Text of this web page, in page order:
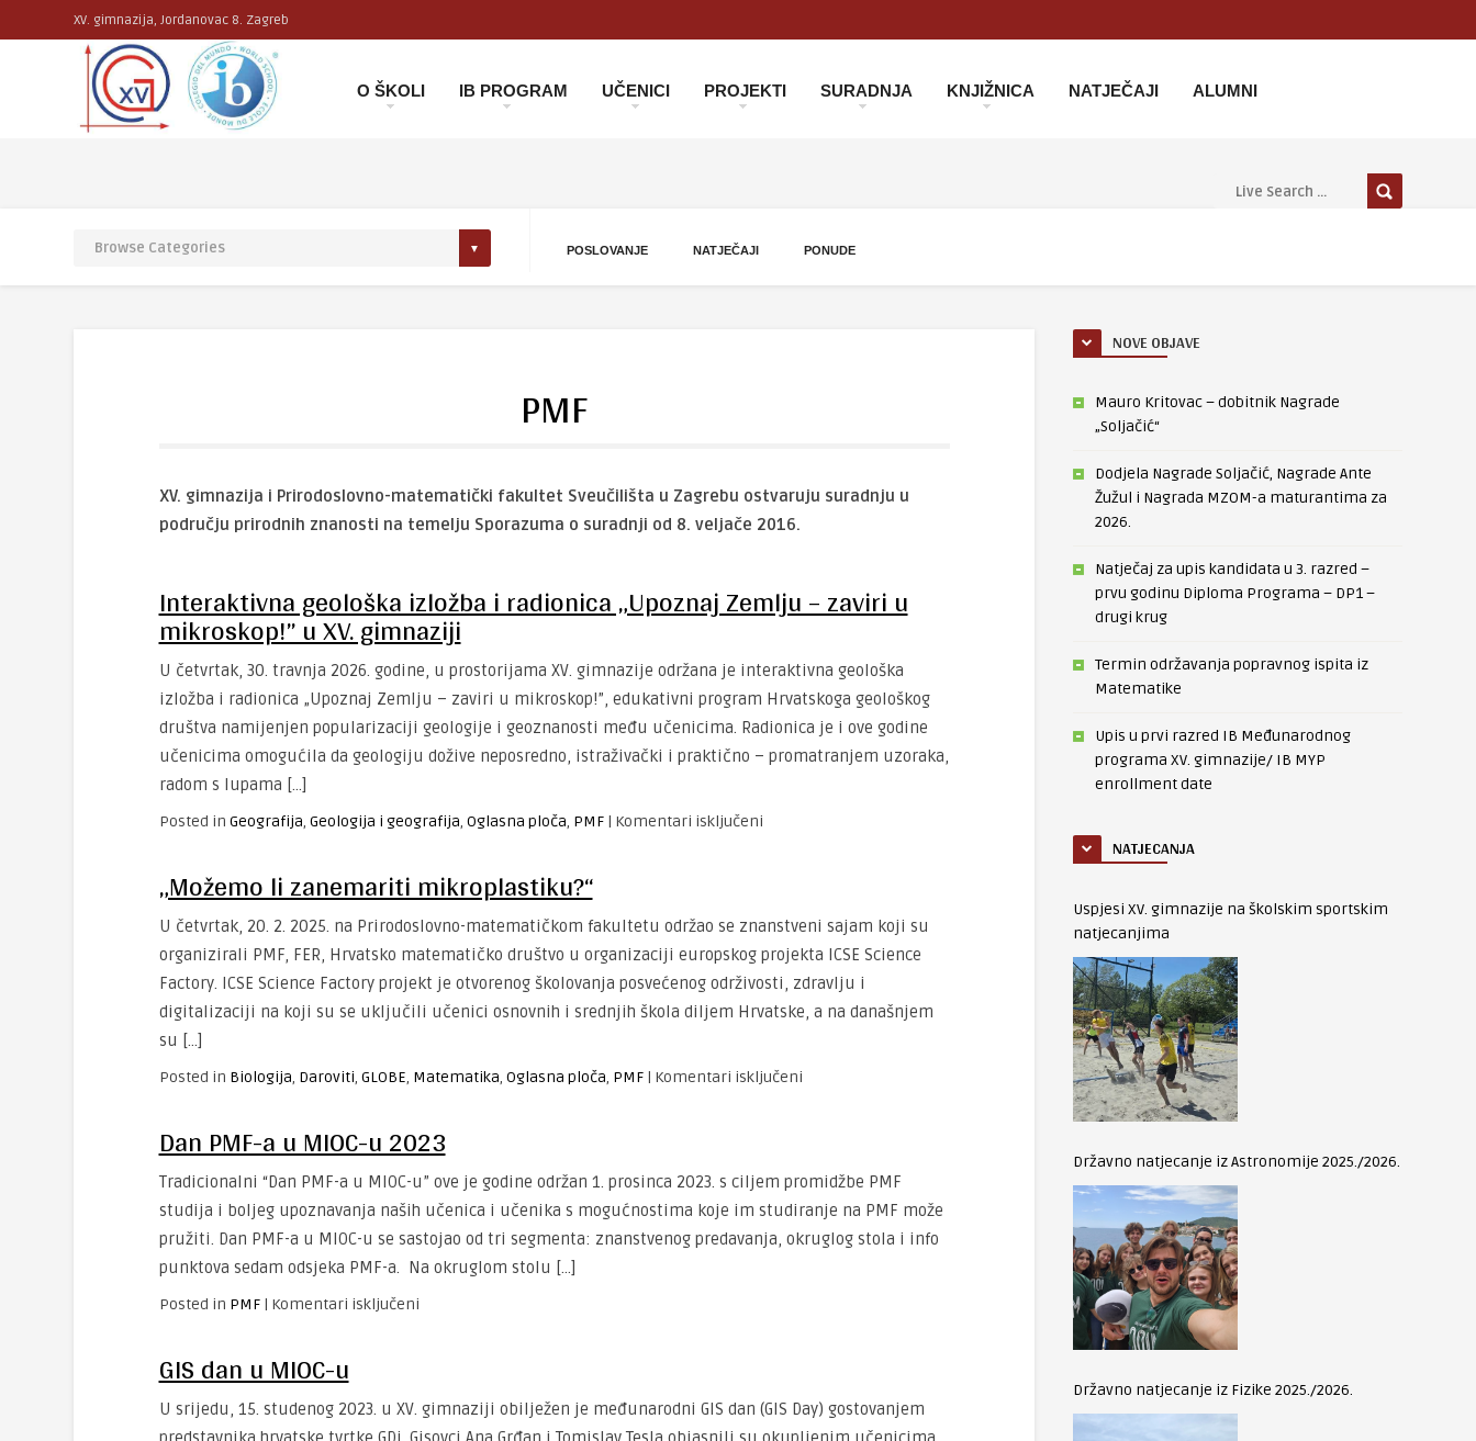
XV. gimnazija, Jordanovac 8. Zagreb
O ŠKOLI IB PROGRAM UČENICI PROJEKTI SURADNJA KNJIŽNICA NATJEČAJI ALUMNI
POSLOVANJE NATJEČAJI PONUDE
PMF
XV. gimnazija i Prirodoslovno-matematički fakultet Sveučilišta u Zagrebu ostvaruju suradnju u
području prirodnih znanosti na temelju Sporazuma o suradnji od 8. veljače 2016.
Interaktivna geološka izložba i radionica „Upoznaj Zemlju – zaviri u
mikroskop!” u XV. gimnaziji
U četvrtak, 30. travnja 2026. godine, u prostorijama XV. gimnazije održana je interaktivna geološka
izložba i radionica „Upoznaj Zemlju – zaviri u mikroskop!”, edukativni program Hrvatskoga geološkog
društva namijenjen popularizaciji geologije i geoznanosti među učenicima. Radionica je i ove godine
učenicima omogućila da geologiju dožive neposredno, istraživački i praktično – promatranjem uzoraka,
radom s lupama […]
Posted in Geografija, Geologija i geografija, Oglasna ploča, PMF | Komentari isključeniza
„Upoznaj
Zemlju
–
mikroskop!”
„Možemo li zanemariti mikroplastiku?“
U četvrtak, 20. 2. 2025. na Prirodoslovno-matematičkom fakultetu održao se znanstveni sajam koji su
organizirali PMF, FER, Hrvatsko matematičko društvo u organizaciji europskog projekta ICSE Science
Factory. ICSE Science Factory projekt je otvorenog školovanja posvećenog održivosti, zdravlju i
digitalizaciji na koji su se uključili učenici osnovnih i srednjih škola diljem Hrvatske, a na današnjem
su […]
Posted in Biologija, Daroviti, GLOBE, Matematika, Oglasna ploča, PMF | Komentari isključeniza
mikroplastiku?“
Dan PMF-a u MIOC-u 2023
Tradicionalni “Dan PMF-a u MIOC-u” ove je godine održan 1. prosinca 2023. s ciljem promidžbe PMF
studija i boljeg upoznavanja naših učenica i učenika s mogućnostima koje im studiranje na PMF može
pružiti. Dan PMF-a u MIOC-u se sastojao od tri segmenta: znanstvenog predavanja, okruglog stola i info
punktova sedam odsjeka PMF-a. Na okruglom stolu […]
Posted in PMF | Komentari isključeniza
MIOC-
GIS dan u MIOC-u
U srijedu, 15. studenog 2023. u XV. gimnaziji obilježen je međunarodni GIS dan (GIS Day) gostovanjem
NOVE OBJAVE
Mauro Kritovac – dobitnik Nagrade
„Soljačić“
Dodjela Nagrade Soljačić, Nagrade Ante
Žužul i Nagrada MZOM-a maturantima za
2026.
Natječaj za upis kandidata u 3. razred –
prvu godinu Diploma Programa – DP1 –
drugi krug
Termin održavanja popravnog ispita iz
Matematike
Upis u prvi razred IB Međunarodnog
programa XV. gimnazije/ IB MYP
enrollment date
NATJECANJA
Uspjesi XV. gimnazije na školskim sportskim
natjecanjima
Državno natjecanje iz Astronomije 2025./2026.
Državno natjecanje iz Fizike 2025./2026.